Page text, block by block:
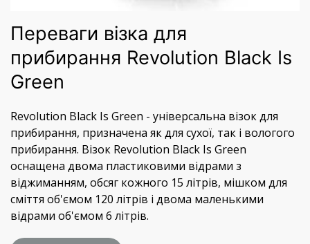
Переваги візка для
прибирання Revolution Black Is
Green
Revolution Black Is Green - універсальна візок для
прибирання, призначена як для сухої, так і вологого
прибирання. Візок Revolution Black Is Green
оснащена двома пластиковими відрами з
віджиманням, обсяг кожного 15 літрів, мішком для
сміття об'ємом 120 літрів і двома маленькими
відрами об'ємом 6 літрів.